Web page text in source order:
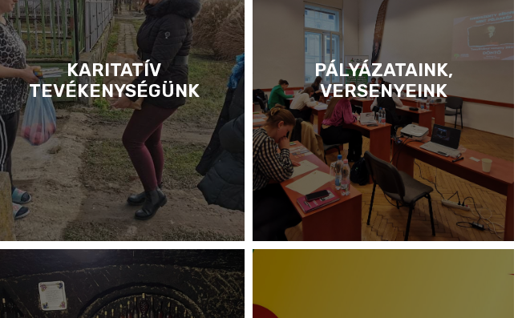
KARITATÍV
TEVÉKENYSÉGÜNK
PÁLYÁZATAINK,
VERSENYEINK